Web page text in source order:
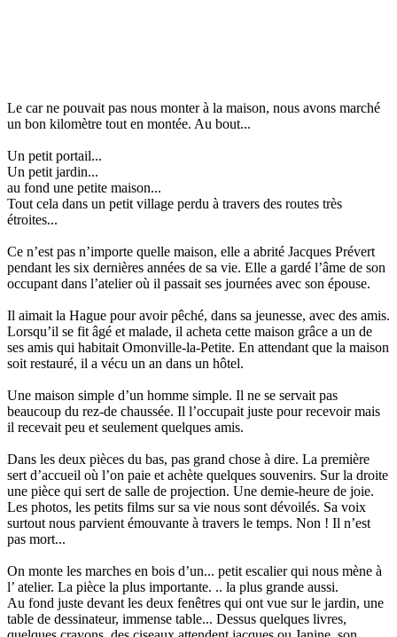
Le car ne pouvait pas nous monter à la maison, nous avons marché
un bon kilomètre tout en montée. Au bout...
Un petit portail...
Un petit jardin...
au fond une petite maison...
Tout cela dans un petit village perdu à travers des routes très
étroites...
Ce n’est pas n’importe quelle maison, elle a abrité Jacques Prévert
pendant les six dernières années de sa vie. Elle a gardé l’âme de son
occupant dans l’atelier où il passait ses journées avec son épouse.
Il aimait la Hague pour avoir pêché, dans sa jeunesse, avec des amis.
Lorsqu’il se fit âgé et malade, il acheta cette maison grâce a un de
ses amis qui habitait Omonville-la-Petite. En attendant que la maison
soit restauré, il a vécu un an dans un hôtel.
Une maison simple d’un homme simple. Il ne se servait pas
beaucoup du rez-de chaussée. Il l’occupait juste pour recevoir mais
il recevait peu et seulement quelques amis.
Dans les deux pièces du bas, pas grand chose à dire. La première
sert d’accueil où l’on paie et achète quelques souvenirs. Sur la droite
une pièce qui sert de salle de projection. Une demie-heure de joie.
Les photos, les petits films sur sa vie nous sont dévoilés. Sa voix
surtout nous parvient émouvante à travers le temps. Non ! Il n’est
pas mort...
On monte les marches en bois d’un... petit escalier qui nous mène à
l’ atelier. La pièce la plus importante. .. la plus grande aussi.
Au fond juste devant les deux fenêtres qui ont vue sur le jardin, une
table de dessinateur, immense table... Dessus quelques livres,